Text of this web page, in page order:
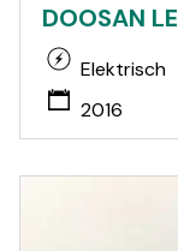
DOOSAN
Elektrisch
2016